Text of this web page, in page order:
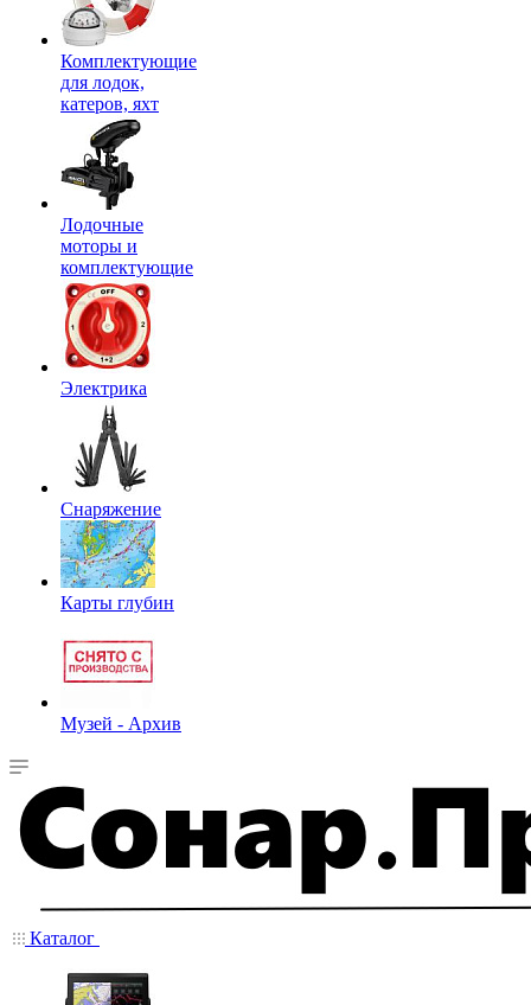
Комплектующие
для лодок,
катеров, яхт
Лодочные
моторы и
комплектующие
Электрика
Снаряжение
Карты глубин
Музей - Архив
Каталог